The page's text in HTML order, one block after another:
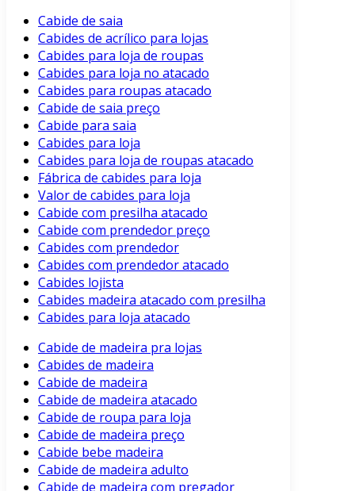
Cabide de saia
Cabides de acrílico para lojas
Cabides para loja de roupas
Cabides para loja no atacado
Cabides para roupas atacado
Cabide de saia preço
Cabide para saia
Cabides para loja
Cabides para loja de roupas atacado
Fábrica de cabides para loja
Valor de cabides para loja
Cabide com presilha atacado
Cabide com prendedor preço
Cabides com prendedor
Cabides com prendedor atacado
Cabides lojista
Cabides madeira atacado com presilha
Cabides para loja atacado
Cabide de madeira pra lojas
Cabides de madeira
Cabide de madeira
Cabide de madeira atacado
Cabide de roupa para loja
Cabide de madeira preço
Cabide bebe madeira
Cabide de madeira adulto
Cabide de madeira com pregador